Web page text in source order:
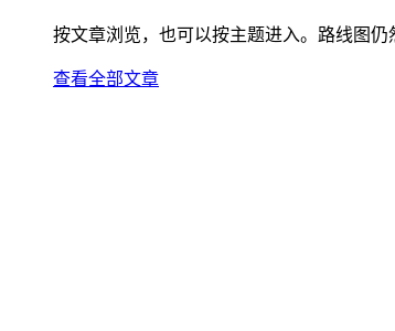
按文章浏览，也可以按主题进入。路线图仍
查看全部文章